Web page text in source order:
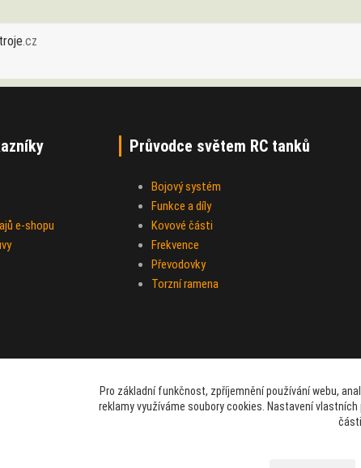
.cz
e-shopu
Průvodce světem RC tanků
Bojový systém
Funkce a díly
Kovové části
Frekvence
Převodovky
Torzní ramena
Pro základní funkčnost, zpříjemnění používání webu,
reklamy využíváme soubory cookies. Nastavení